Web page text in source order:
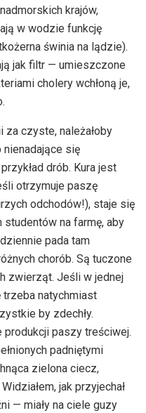
krajów,
w wodzie funkcję
świnia na lądzie).
jak filtr — umieszczone
cholery wchłoną je,
czyste, należałoby
nienadające się
drób. Kura jest
otrzymuje paszę
odchodów!), staje się
na farmę, aby
pada tam
chorób. Są tuczone
zwierząt. Jeśli w jednej
natychmiast
by zdechły.
paszy treściwej.
padniętymi
zielona ciecz,
jak przyjechał
— miały na ciele guzy